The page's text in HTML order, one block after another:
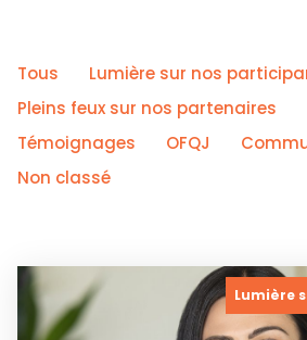
Tous
Lumière sur nos
Pleins feux sur nos partenaires
Témoignages
OFQJ
Non classé
Lumière